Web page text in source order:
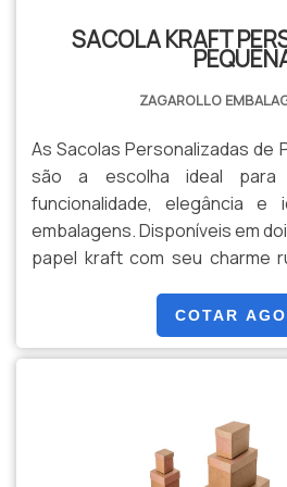
Kraft é uma solução versátil
consciência ecológica,
inteligente para
SACOLA KRAFT
ZAGAROLLO
As Sacolas Personalizadas de
são a escolha ideal para
funcionalidade, elegância e
embalagens. Disponíveis em
papel kraft com seu charme
– essas sacolas oferecem
atender a diversas
Características: Personalização Total: Adapte a
personalizadas. Seja com
especiais ou designs
tornam uma extensão da
COTAR